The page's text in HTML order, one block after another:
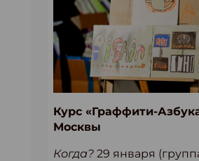
Курс «Граффити-
Москвы
Когда? 29 января